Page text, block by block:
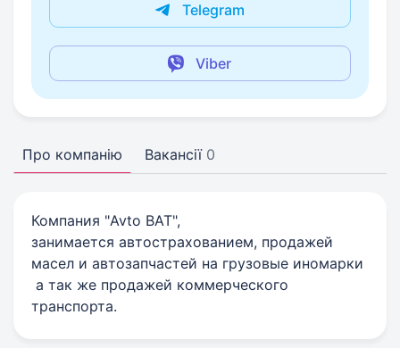
Telegram
Viber
Про компанію Вакансії 0
Компания "Avto BAT",
занимается автострахованием, продажей
масел и автозапчастей на грузовые иномарки
а так же продажей коммерческого
транспорта.